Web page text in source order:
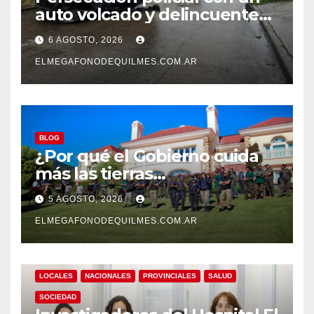
auto volcado y delincuentes
detenidos en San Francisco
Solano
6 AGOSTO, 2026
ELMEGAFONODEQUILMES.COM.AR
BLOG
¿Por qué el Gobierno cuida
más las tierras
extranjerizadas que el
patrimonio de todos los
argentinos?
5 AGOSTO, 2026
ELMEGAFONODEQUILMES.COM.AR
LOCALES NACIONALES PROVINCIALES SALUD
SOCIEDAD